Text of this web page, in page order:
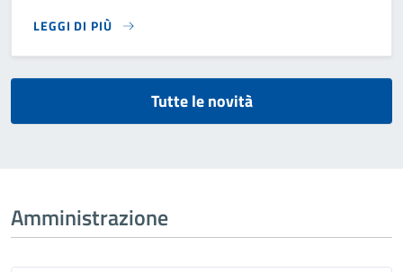
LEGGI DI PIÙ
IL COMUNE DI BRUSAPORTO HA PROGRAMMATO ALCUNI
Tutte le novità
Amministrazione